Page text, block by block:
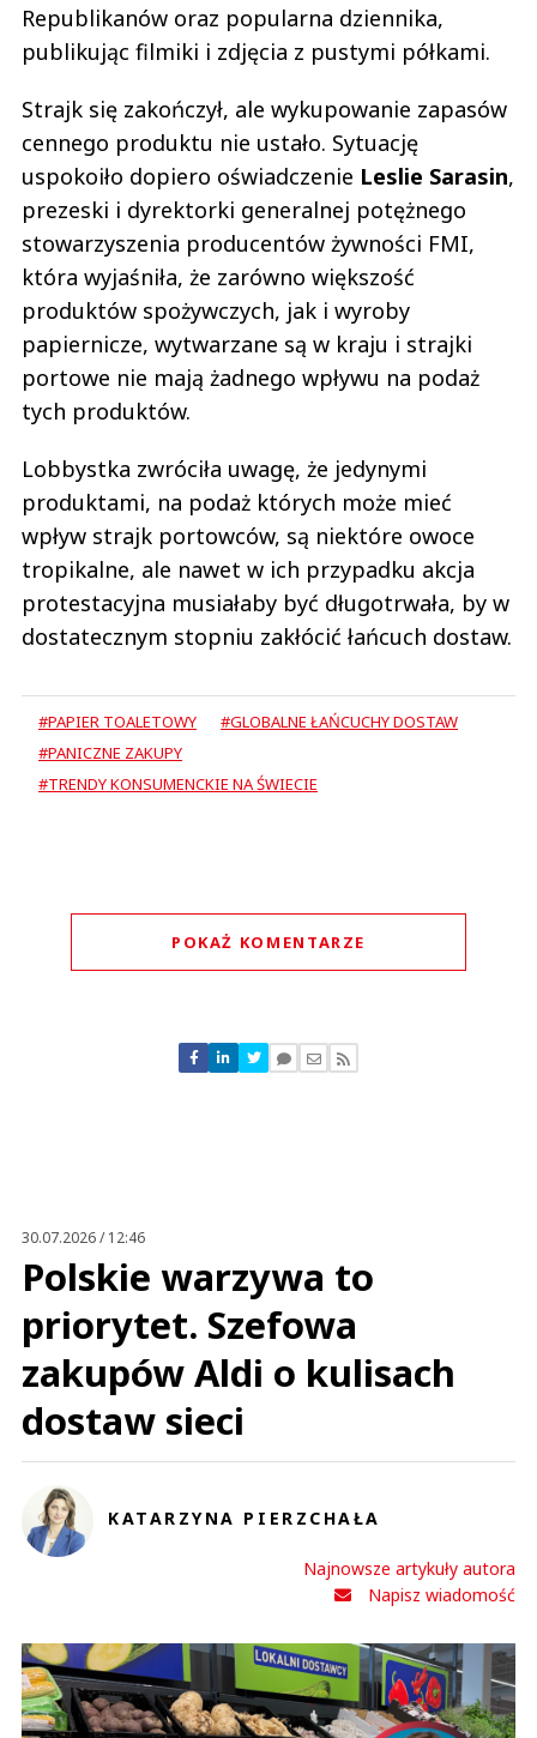
Republikanów oraz popularna dziennika,
publikując filmiki i zdjęcia z pustymi półkami.
Strajk się zakończył, ale wykupowanie zapasów
cennego produktu nie ustało. Sytuację
uspokoiło dopiero oświadczenie Leslie Sarasin,
prezeski i dyrektorki generalnej potężnego
stowarzyszenia producentów żywności FMI,
która wyjaśniła, że zarówno większość
produktów spożywczych, jak i wyroby
papiernicze, wytwarzane są w kraju i strajki
portowe nie mają żadnego wpływu na podaż
tych produktów.
Lobbystka zwróciła uwagę, że jedynymi
produktami, na podaż których może mieć
wpływ strajk portowców, są niektóre owoce
tropikalne, ale nawet w ich przypadku akcja
protestacyjna musiałaby być długotrwała, by w
dostatecznym stopniu zakłócić łańcuch dostaw.
#PAPIER TOALETOWY
#GLOBALNE ŁAŃCUCHY DOSTAW
#PANICZNE ZAKUPY
#TRENDY KONSUMENCKIE NA ŚWIECIE
POKAŻ KOMENTARZE
Nie znaleziono komentarzy
Zostaw swoje komentarze
30.07.2026 / 12:46
Polskie warzywa to
priorytet. Szefowa
zakupów Aldi o kulisach
dostaw sieci
KATARZYNA PIERZCHAŁA
Najnowsze artykuły autora
Napisz wiadomość